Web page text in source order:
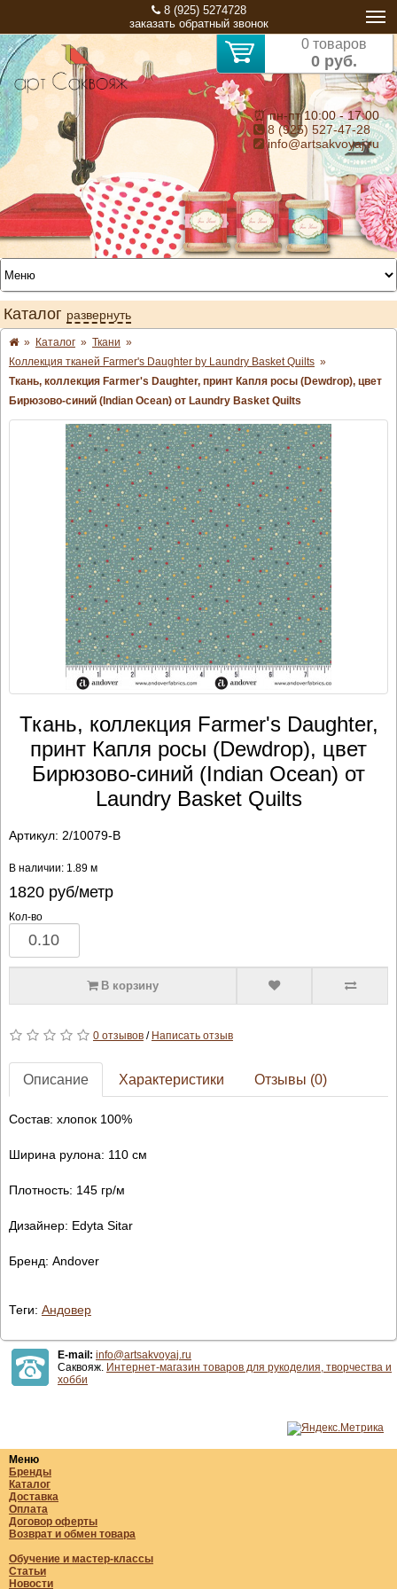
8 (925) 5274728
заказать обратный звонок
0 товаров
0 руб.
⏰ пн-пт 10:00 - 17:00
8 (925) 527-47-28
info@artsakvoyaj.ru
Каталог развернуть
» Каталог » Ткани »
Коллекция тканей Farmer's Daughter by Laundry Basket Quilts »
Ткань, коллекция Farmer's Daughter, принт Капля росы (Dewdrop), цвет
Бирюзово-синий (Indian Ocean) от Laundry Basket Quilts
Ткань, коллекция Farmer's Daughter,
принт Капля росы (Dewdrop), цвет
Бирюзово-синий (Indian Ocean) от
Laundry Basket Quilts
Артикул: 2/10079-B
В наличии: 1.89 м
1820руб/метр
Кол-во
В корзину
0 отзывов/ Написать отзыв
Описание Характеристики Отзывы (0)
Состав: хлопок 100%
Ширина рулона: 110 см
Плотность: 145 гр/м
Дизайнер: Edyta Sitar
Бренд: Andover
Теги: Андовер
E-mail: info@artsakvoyaj.ru
Саквояж. Интернет-магазин товаров для рукоделия, творчества и
хобби
Меню
Бренды
Каталог
Доставка
Оплата
Договор оферты
Возврат и обмен товара
Обучение и мастер-классы
Статьи
Новости